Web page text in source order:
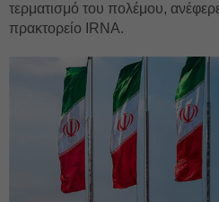
τερματισμό του πολέμου,
πρακτορείο IRNA.